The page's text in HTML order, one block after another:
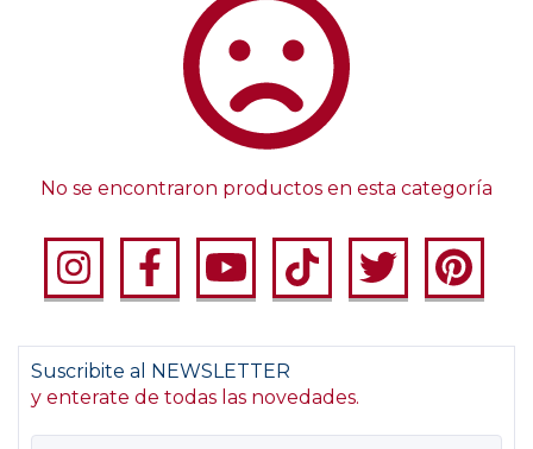
No se encontraron productos en esta categoría
Suscribite al NEWSLETTER
y enterate de todas las novedades.